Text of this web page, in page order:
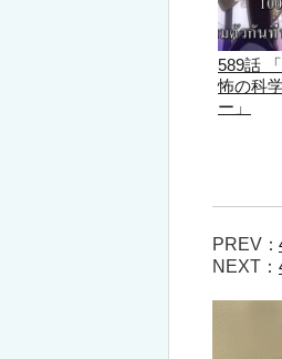
589話
怖の科
ー」
PREV：
NEXT：